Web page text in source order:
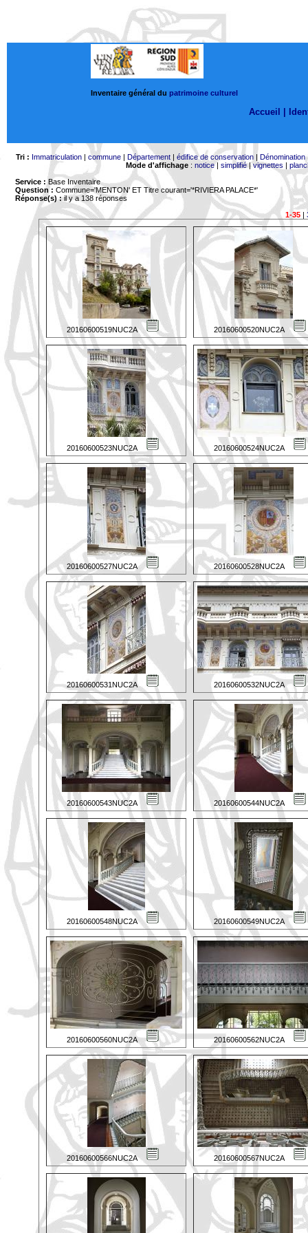
Inventaire général du patrimoine culturel
Accueil |
Tri : Immatriculation| commune| Département| édifice de conservation| Dénomination
Mode d'affichage: notice| simplifié|vignettes |
Service : Base Inventaire
Question : Commune='MENTON' ET Titre courant='*RIVIERA PALACE*'
Réponse(s) :il y a 138 réponses
1-35|
20160600519NUC2A 20160600520NUC2A
20160600523NUC2A 20160600524NUC2A
20160600527NUC2A 20160600528NUC2A
20160600531NUC2A 20160600532NUC2A
20160600543NUC2A 20160600544NUC2A
20160600548NUC2A 20160600549NUC2A
20160600560NUC2A 20160600562NUC2A
20160600566NUC2A 20160600567NUC2A